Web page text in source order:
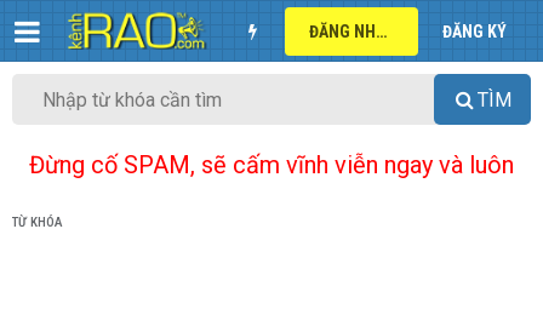
ĐĂNG NHẬP ĐĂNG KÝ
TÌM
Đừng cố SPAM, sẽ cấm vĩnh viễn ngay và luôn
TỪ KHÓA